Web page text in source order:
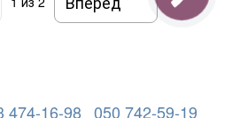
474-16-98 050 742-59-19